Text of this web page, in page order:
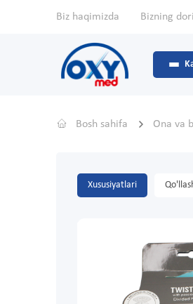
Biz haqimizda Bizning
Bosh sahifa Ona va
Xususiyatlari